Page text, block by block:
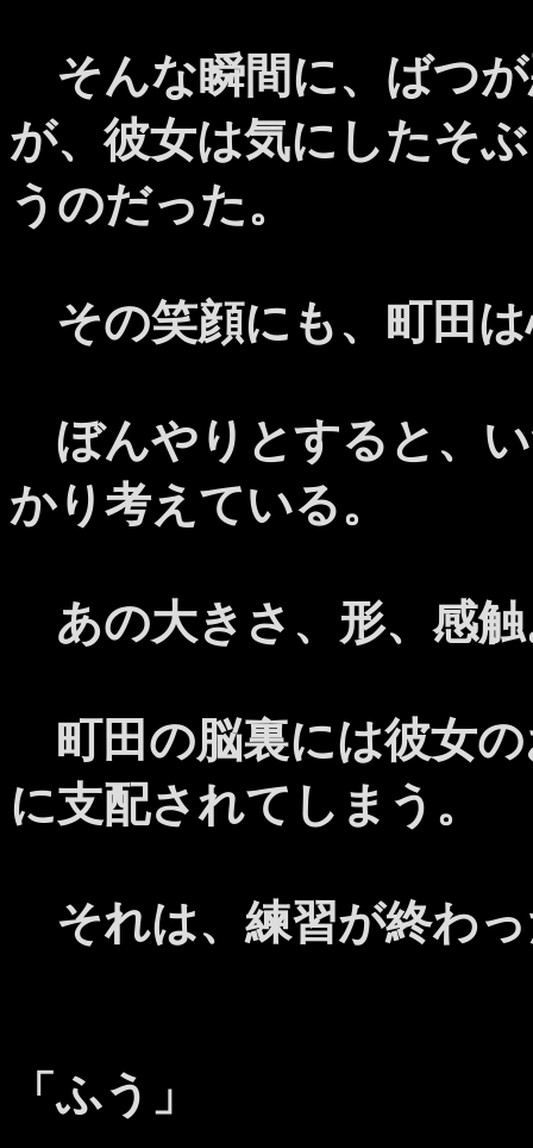
そんな瞬間に、ばつ
が、彼女は気にしたそ
うのだった。
その笑顔にも、町田
ぼんやりとすると、
かり考えている。
あの大きさ、形、感触
町田の脳裏には彼女
に支配されてしまう。
それは、練習が終わ
「ふう」